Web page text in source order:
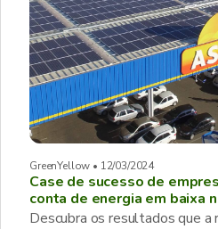
GreenYellow • 12/03/2024
Case de sucesso de
conta de energia em baixa
Descubra os resultados que a